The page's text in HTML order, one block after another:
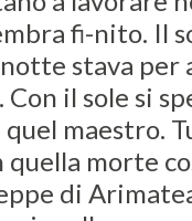
fi-nito. Il
stava per
Con il sole si
maestro.
morte
di